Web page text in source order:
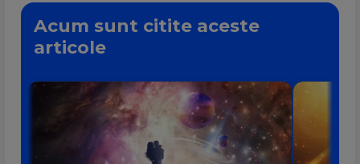
Acum sunt citite aceste
articole